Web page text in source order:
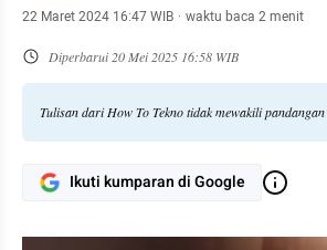
22 Maret 2024 16:47 WIB · waktu baca 2 menit
Diperbarui20 Mei 2025 16:58 WIB
Tulisan dari How To Tekno tidak mewakili
Ikuti kumparan di Google